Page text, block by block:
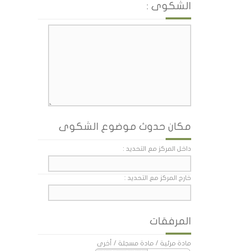
الشكوى :
مكان حدوث موضوع الشكوى
داخل المركز مع التحديد :
خارج المركز مع التحديد :
المرفقات
مادة مرئية / مادة مسجلة / أخرى